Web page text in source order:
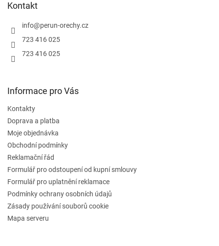
Kontakt
info@perun-orechy.cz
723 416 025
723 416 025
Informace pro Vás
Kontakty
Doprava a platba
Moje objednávka
Obchodní podmínky
Reklamační řád
Formulář pro odstoupení od kupní smlouvy
Formulář pro uplatnění reklamace
Podmínky ochrany osobních údajů
Zásady používání souborů cookie
Mapa serveru